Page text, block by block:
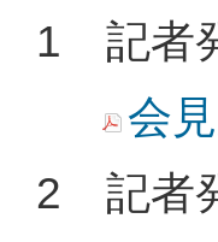
1 記者
会
2 記者